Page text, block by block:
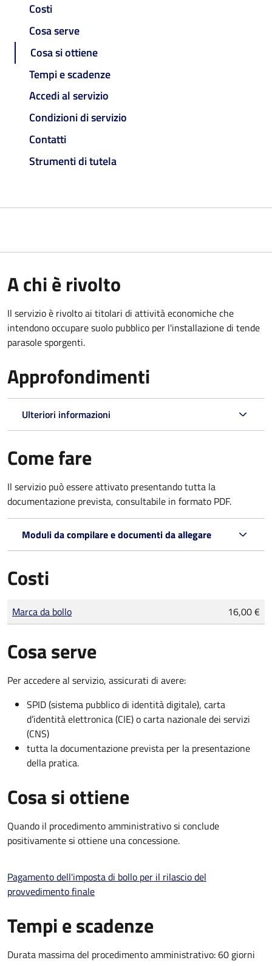
Costi
Cosa serve
Cosa si ottiene
Tempi e scadenze
Accedi al servizio
Condizioni di servizio
Contatti
Strumenti di tutela
A chi è rivolto
Il servizio è rivolto ai titolari di attività economiche che
intendono occupare suolo pubblico per l'installazione di tende
parasole sporgenti.
Approfondimenti
Ulteriori informazioni
Come fare
Il servizio può essere attivato presentando tutta la
documentazione prevista, consultabile in formato PDF.
Moduli da compilare e documenti da allegare
Costi
Tipo di pagamento
Importo
Marca da bollo 16,00 €
Cosa serve
Per accedere al servizio, assicurati di avere:
SPID (sistema pubblico di identità digitale), carta
d’identità elettronica (CIE) o carta nazionale dei servizi
(CNS)
tutta la documentazione prevista per la presentazione
della pratica.
Cosa si ottiene
Quando il procedimento amministrativo si conclude
positivamente si ottiene una concessione.
Pagamento dell'imposta di bollo per il rilascio del
provvedimento finale
Tempi e scadenze
Durata massima del procedimento amministrativo: 60 giorni